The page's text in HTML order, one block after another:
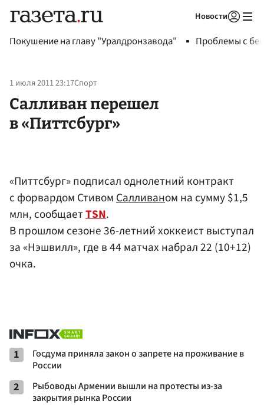
Новости
Покушение на главу "Уралдронзавода" Проблемы с
1 июля 2011 23:17Спорт
Салливан перешел
в «Питтсбург»
«Питтсбург» подписал однолетний контракт
с форвардом СтивомСалливаном на сумму $1,5
млн, сообщаетTSN.
В прошлом сезоне 36-летний хоккеист выступал
за «Нэшвилл», где в 44 матчах набрал 22 (10+12)
очка.
1
Госдума приняла закон о запрете на проживание в
России
2
Рыбоводы Армении вышли на протесты из-за
закрытия рынка России